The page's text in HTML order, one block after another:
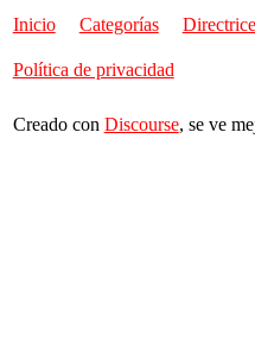
Inicio Categorías
Política de privacidad
Creado con Discourse, se ve